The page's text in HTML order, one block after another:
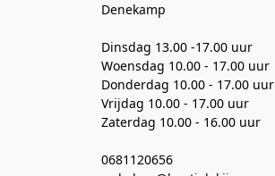
Denekamp
Dinsdag 13.00 -17.00 uur
Woensdag 10.00 - 17.00 uur
Donderdag 10.00 - 17.00 uur
Vrijdag 10.00 - 17.00 uur
Zaterdag 10.00 - 16.00 uur
0681120656